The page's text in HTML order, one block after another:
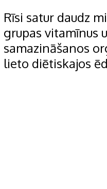
Rīsi satur daudz
grupas vitamīnus
samazināšanos
lieto diētiskajos